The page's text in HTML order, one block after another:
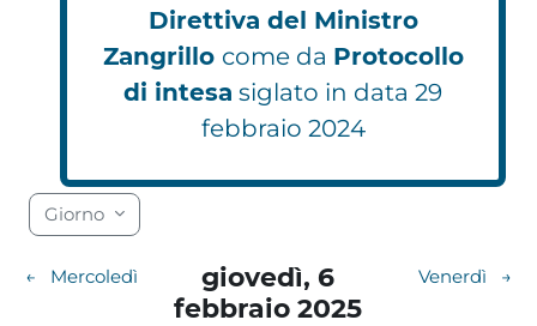
Direttiva del Ministro
Zangrillo come da Protocollo
di intesa siglato in data 29
febbraio 2024
Blocchi
Blocchi
Blocchi
Blocchi
Blocchi
Blocchi
Blocchi
Blocchi
Blocchi
Blocchi
Blocchi
Blocchi
Blocchi
Blocchi
Blocchi
Blocchi
Blocchi
Blocchi
Giorno
← Mercoledì
giovedì, 6
febbraio 2025
Venerdì →